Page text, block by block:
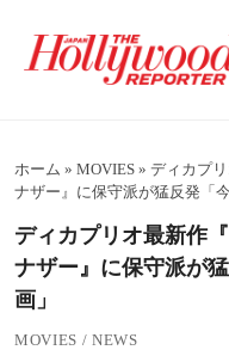
プホーム » MOVIES » ディカプ
ナザー』に保守派が猛反発「
ディカプリオ最新作
ナザー』に保守派が
画」
MOVIES / NEWS